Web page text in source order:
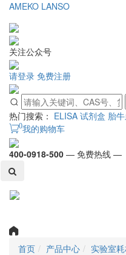
AMEKO LANSO
关注公众号
请登录 免费注册
热门搜索： ELISA 试剂盒 胎
0我的购物车
400-0918-500 — 免费热线 —
首页 产品中心 实验室